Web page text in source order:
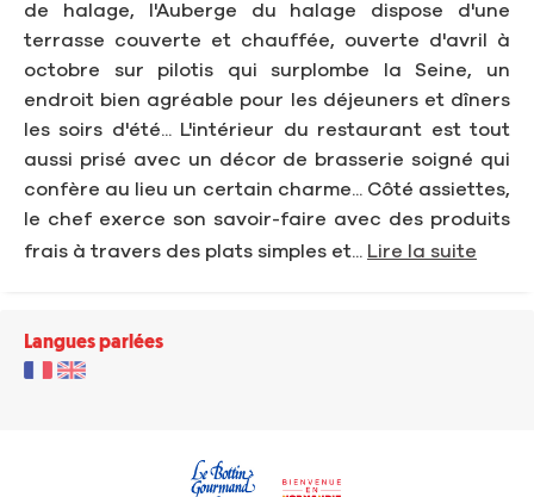
de halage, l'Auberge du halage dispose d'une
terrasse couverte et chauffée, ouverte d'avril à
octobre sur pilotis qui surplombe la Seine, un
endroit bien agréable pour les déjeuners et dîners
les soirs d'été... L'intérieur du restaurant est tout
aussi prisé avec un décor de brasserie soigné qui
confère au lieu un certain charme... Côté assiettes,
le chef exerce son savoir-faire avec des produits
frais à travers des plats simples et... Lire la suite
Langues parlées